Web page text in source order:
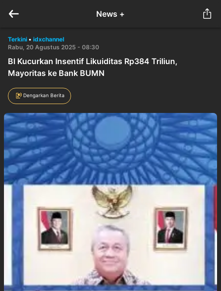
News +
Terkini • idxchannel
Rabu, 20 Agustus 2025 - 08:30
BI Kucurkan Insentif Likuiditas Rp384 Triliun,
Mayoritas ke Bank BUMN
Dengarkan Berita